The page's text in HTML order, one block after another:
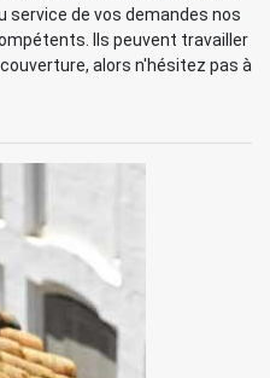
service de vos demandes nos
Ils peuvent travailler
alors n'hésitez pas à